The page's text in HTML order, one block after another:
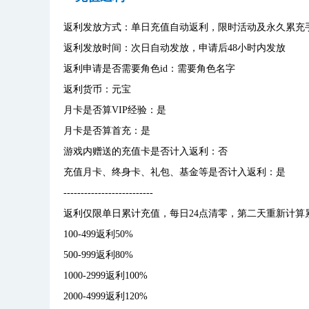
返利发放方式：单日充值自动返利，限时活动及永久累充
返利发放时间：次日自动发放，申请后48小时内发放
返利申请是否需要角色id：需要角色名字
返利货币：元宝
月卡是否算VIP经验：是
月卡是否算首充：是
游戏内赠送的充值卡是否计入返利：否
充值月卡、终身卡、礼包、基金等是否计入返利：是
--------------------------
返利仅限单日累计充值，每日24点清零，第二天重新计算
100-499返利50%
500-999返利80%
1000-2999返利100%
2000-4999返利120%